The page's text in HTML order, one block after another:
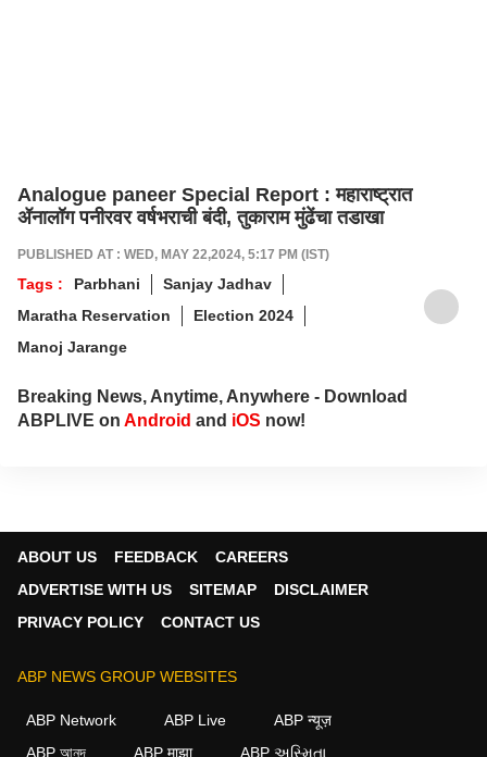
Analogue paneer Special Report : महाराष्ट्रात
ॲनालॉग पनीरवर वर्षभराची बंदी, तुकाराम मुंढेंचा तडाखा
PUBLISHED AT : WED, MAY 22,2024, 5:17 PM (IST)
Tags : Parbhani
Sanjay Jadhav
Maratha Reservation
Election 2024
Manoj Jarange
Breaking News, Anytime, Anywhere - Download
ABPLIVE on Android and iOS now!
ABOUT US FEEDBACK
CAREERS
ADVERTISE WITH US
SITEMAP
DISCLAIMER
PRIVACY POLICY
CONTACT US
ABP NEWS GROUP WEBSITES
ABP Network ABP Live
ABP न्यूज़
ABP আনন্দ
ABP माझा ABP અસ્મિતા